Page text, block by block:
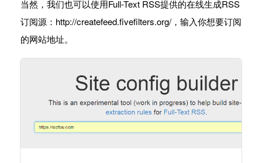
当然，我们也可以使用Full-Text RSS提供的在线生成RSS
订阅源：http://createfeed.fivefilters.org/，输入你想要订阅
的网站地址。